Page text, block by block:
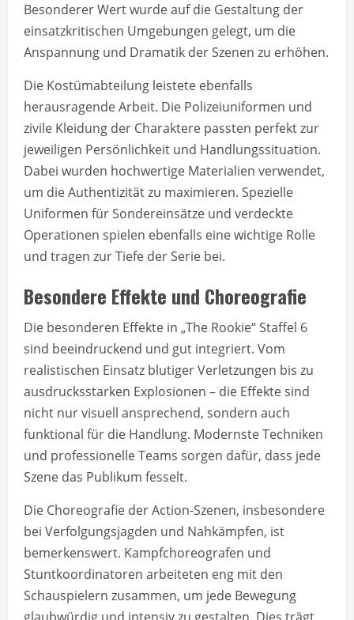
Besonderer Wert wurde auf die Gestaltung der
einsatzkritischen Umgebungen gelegt, um die
Anspannung und Dramatik der Szenen zu erhöhen.
Die Kostümabteilung leistete ebenfalls
herausragende Arbeit. Die Polizeiuniformen und
zivile Kleidung der Charaktere passten perfekt zur
jeweiligen Persönlichkeit und Handlungssituation.
Dabei wurden hochwertige Materialien verwendet,
um die Authentizität zu maximieren. Spezielle
Uniformen für Sondereinsätze und verdeckte
Operationen spielen ebenfalls eine wichtige Rolle
und tragen zur Tiefe der Serie bei.
Besondere Effekte und Choreografie
Die besonderen Effekte in „The Rookie“ Staffel 6
sind beeindruckend und gut integriert. Vom
realistischen Einsatz blutiger Verletzungen bis zu
ausdrucksstarken Explosionen – die Effekte sind
nicht nur visuell ansprechend, sondern auch
funktional für die Handlung. Modernste Techniken
und professionelle Teams sorgen dafür, dass jede
Szene das Publikum fesselt.
Die Choreografie der Action-Szenen, insbesondere
bei Verfolgungsjagden und Nahkämpfen, ist
bemerkenswert. Kampfchoreografen und
Stuntkoordinatoren arbeiteten eng mit den
Schauspielern zusammen, um jede Bewegung